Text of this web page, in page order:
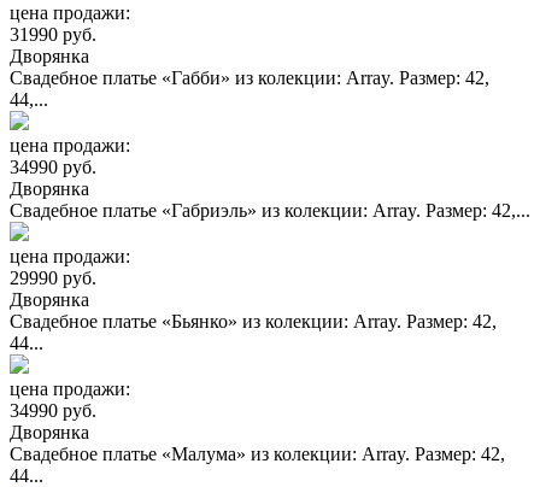
цена продажи:
31990 руб.
Дворянка
Свадебное платье «Габби» из колекции: Array. Размер: 42,
44,...
цена продажи:
34990 руб.
Дворянка
Свадебное платье «Габриэль» из колекции: Array. Размер: 42,...
цена продажи:
29990 руб.
Дворянка
Свадебное платье «Бьянко» из колекции: Array. Размер: 42,
44...
цена продажи:
34990 руб.
Дворянка
Свадебное платье «Малума» из колекции: Array. Размер: 42,
44...